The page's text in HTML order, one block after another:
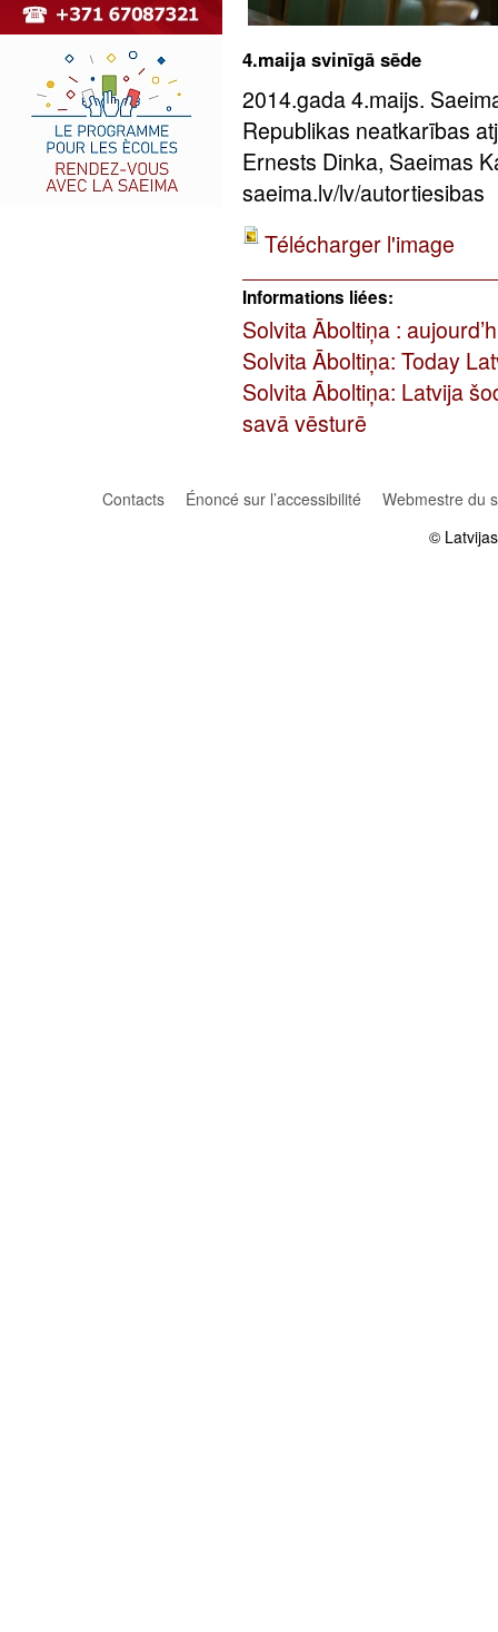
4.maija svinīgā sēde
2014.gada 4.maijs.
Republikas neatkarības
Ernests Dinka, Saeimas
saeima.lv/lv/autortiesibas
Télécharger l'image
Informations liées:
Solvita Āboltiņa :
Solvita Āboltiņa: Today
Solvita Āboltiņa: Latvija
savā vēsturē
Contacts Énoncé sur l’accessibilité
Webmestre du
©